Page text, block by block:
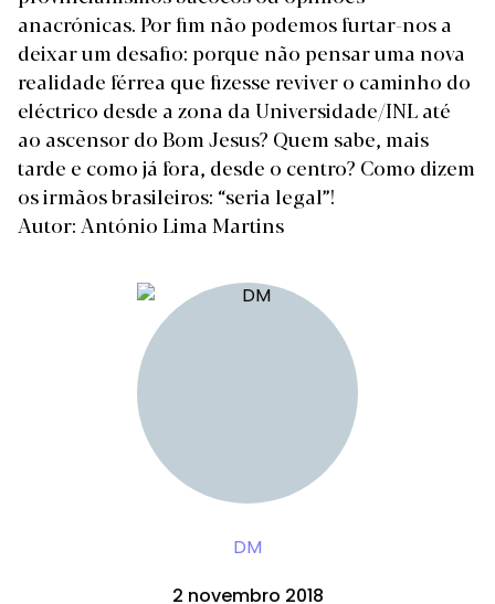
anacrónicas. Por fim não podemos furtar-nos a
deixar um desafio: porque não pensar uma nova
realidade férrea que fizesse reviver o caminho do
eléctrico desde a zona da Universidade/INL até
ao ascensor do Bom Jesus? Quem sabe, mais
tarde e como já fora, desde o centro? Como dizem
os irmãos brasileiros: “seria legal”!
Autor: António Lima Martins
DM
2 novembro 2018